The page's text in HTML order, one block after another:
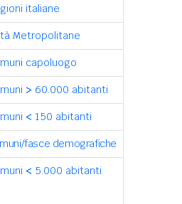
italiane
Metropolitane
capoluogo
> 60.000 abitanti
< 150 abitanti
fasce demografiche
< 5.000 abitanti